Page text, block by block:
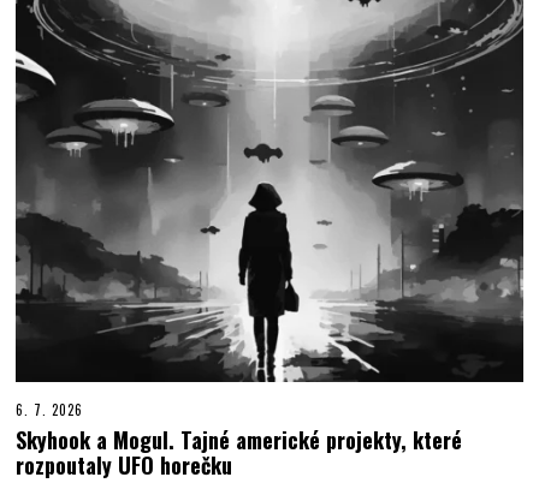
6. 7. 2026
Skyhook a Mogul. Tajné americké projekty, které
rozpoutaly UFO horečku